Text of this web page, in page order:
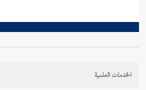
الخدمات العلمية